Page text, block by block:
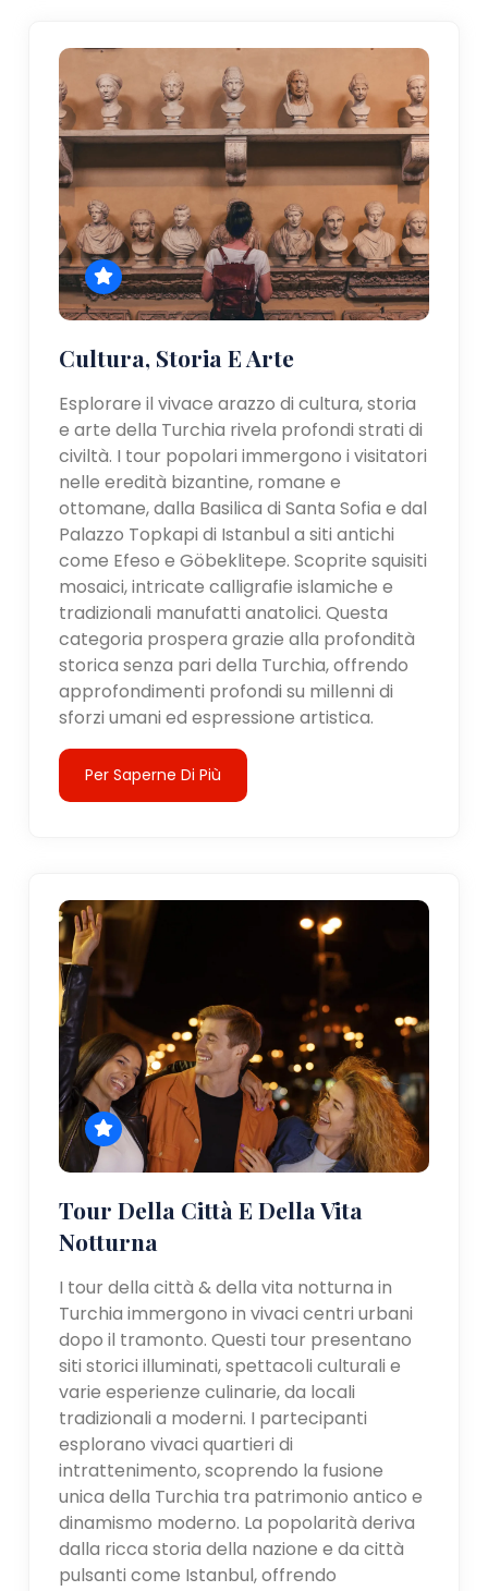
Cultura, Storia E Arte
Esplorare il vivace arazzo di cultura, storia
e arte della Turchia rivela profondi strati di
civiltà. I tour popolari immergono i visitatori
nelle eredità bizantine, romane e
ottomane, dalla Basilica di Santa Sofia e dal
Palazzo Topkapi di Istanbul a siti antichi
come Efeso e Göbeklitepe. Scoprite squisiti
mosaici, intricate calligrafie islamiche e
tradizionali manufatti anatolici. Questa
categoria prospera grazie alla profondità
storica senza pari della Turchia, offrendo
approfondimenti profondi su millenni di
sforzi umani ed espressione artistica.
Per Saperne Di Più
Tour Della Città E Della Vita
Notturna
I tour della città & della vita notturna in
Turchia immergono in vivaci centri urbani
dopo il tramonto. Questi tour presentano
siti storici illuminati, spettacoli culturali e
varie esperienze culinarie, da locali
tradizionali a moderni. I partecipanti
esplorano vivaci quartieri di
intrattenimento, scoprendo la fusione
unica della Turchia tra patrimonio antico e
dinamismo moderno. La popolarità deriva
dalla ricca storia della nazione e da città
pulsanti come Istanbul, offrendo